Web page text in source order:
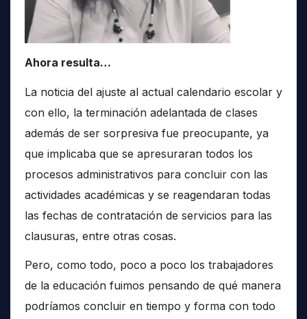
Ahora resulta…
La noticia del ajuste al actual calendario escolar y
con ello, la terminación adelantada de clases
además de ser sorpresiva fue preocupante, ya
que implicaba que se apresuraran todos los
procesos administrativos para concluir con las
actividades académicas y se reagendaran todas
las fechas de contratación de servicios para las
clausuras, entre otras cosas.
Pero, como todo, poco a poco los trabajadores
de la educación fuimos pensando de qué manera
podríamos concluir en tiempo y forma con todo